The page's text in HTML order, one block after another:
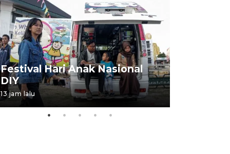
Festival Hari Anak Nasional
DIY
13 jam lalu